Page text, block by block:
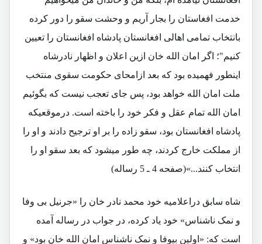
خدمت افغاستان را بجار آریم و وحشت سقو را دور کرده
بانتخاب تمامی اهالی افغانستان پادشاه افغانستان را تعیین
کنیم"؛ اگر امان الله خان ازین اعلان و اظهار نادرشاه
اینطور فهمیده بود که بعد ازامحای حکومت سقوی منتخب
ملت امان الله خواهد بود، پس جای تعجب نیست که بگوئیم
امان الله تمام عقل و فکر خود را باخته است. درموقعیکه
پادشاه افغانستان بود، سقو زاده را بر او ترجیح دادند و او را
از مملکت خارج کردند، چه طور میشود که بعد سقو او را
انتخاب کنند...»(صفحه 4 ـ 5 رساله)
شاه سابق دراعلامیه خود محمد نادر خان را «جرنیل بی وفا
و نمک ناشناس» خود یاد کرده، در جواب در رساله آمده
است که: «اولین بیوفا و نمک ناشناس امان الله خان بود» و